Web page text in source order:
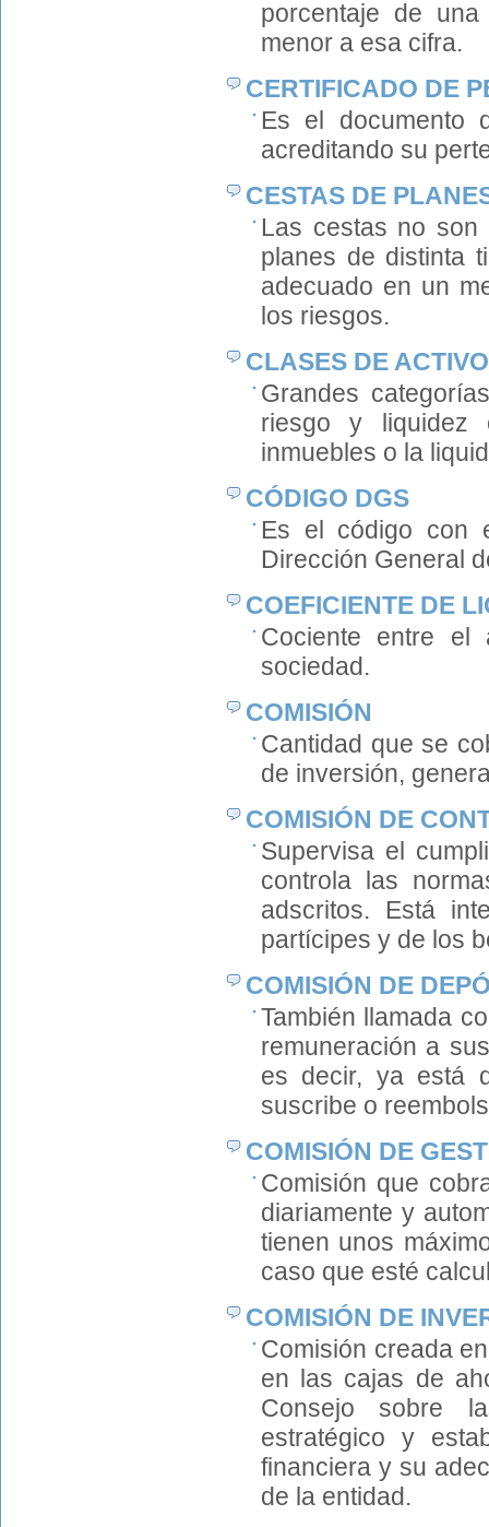
porcentaje de
menor a esa cifra.
CERTIFICADO DE
Es el documento
acreditando su
CESTAS DE
Las cestas no son
planes de distinta
adecuado en un
los riesgos.
CLASES DE ACTIVO
Grandes
riesgo y liquidez
inmuebles o la
CÓDIGO DGS
Es el código con
Dirección General
COEFICIENTE DE
Cociente entre el
sociedad.
COMISIÓN
Cantidad que se
de inversión,
COMISIÓN DE
Supervisa el
controla las
adscritos. Está
partícipes y de los
COMISIÓN DE
También llamada
remuneración a
es decir, ya está
suscribe o
COMISIÓN DE
Comisión que
diariamente y
tienen unos
caso que esté
COMISIÓN DE
Comisión creada
en las cajas de
Consejo sobre
estratégico y
financiera y su
de la entidad.